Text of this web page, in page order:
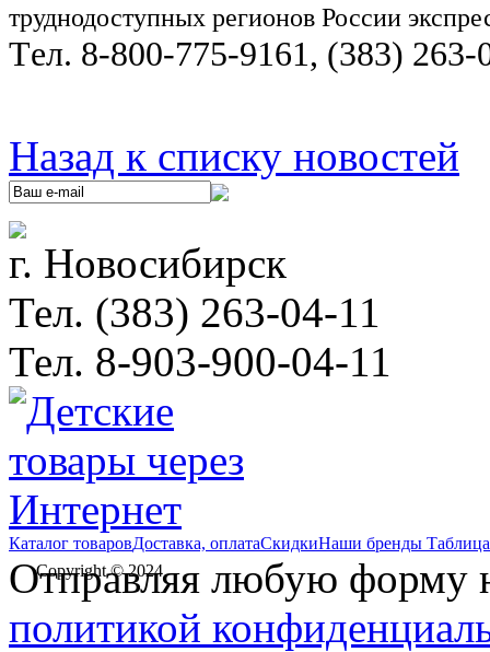
труднодоступных регионов России
Тeл. 8-800-775-9161, (383)
Назад к списку новостей
г. Новосибирск
Тел. (383) 263-04-11
Тел. 8-903-900-04-11
Каталог товаровДоставка, оплатаСкидкиНаши бренды
Copyright © 2024
Отправляя любую форму
политикой